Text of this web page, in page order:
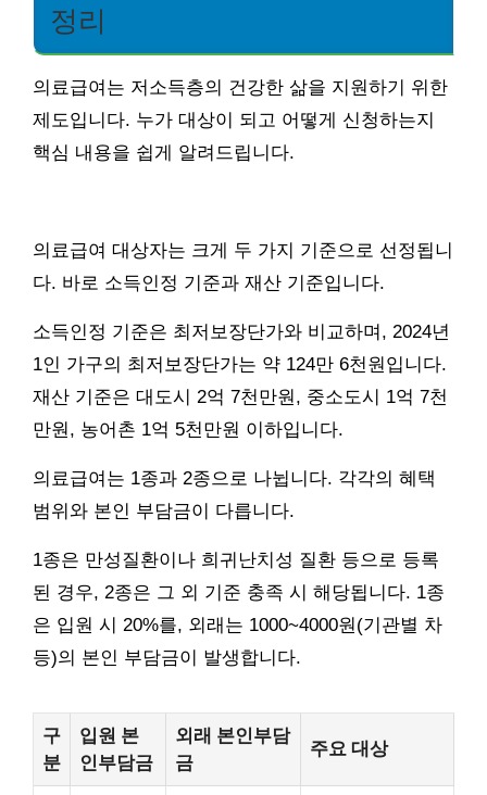
정리
의료급여는 저소득층의 건강한 삶을 지원하기 위한
제도입니다. 누가 대상이 되고 어떻게 신청하는지
핵심 내용을 쉽게 알려드립니다.
의료급여 대상자는 크게 두 가지 기준으로 선정됩니
다. 바로 소득인정 기준과 재산 기준입니다.
소득인정 기준은 최저보장단가와 비교하며, 2024년
1인 가구의 최저보장단가는 약 124만 6천원입니다.
재산 기준은 대도시 2억 7천만원, 중소도시 1억 7천
만원, 농어촌 1억 5천만원 이하입니다.
의료급여는 1종과 2종으로 나뉩니다. 각각의 혜택
범위와 본인 부담금이 다릅니다.
1종은 만성질환이나 희귀난치성 질환 등으로 등록
된 경우, 2종은 그 외 기준 충족 시 해당됩니다. 1종
은 입원 시 20%를, 외래는 1000~4000원(기관별 차
등)의 본인 부담금이 발생합니다.
구
분
입원 본
인부담금
외래 본인부담
금
주요 대상